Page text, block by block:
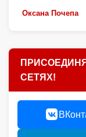
Оксана Почепа
СЕТЯХ!